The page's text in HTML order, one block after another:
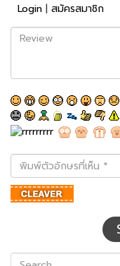
Login | สมัครสมาชิก
Review
พิมพ์
ตัว
อักษร
ที่